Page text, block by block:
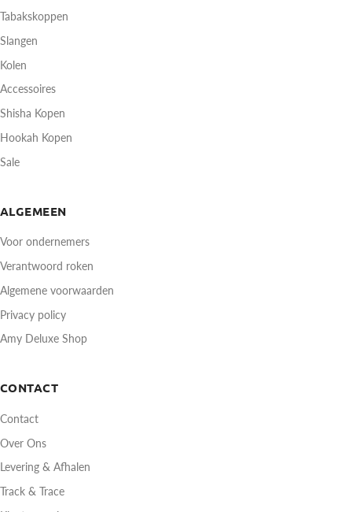
Tabakskoppen
Slangen
Kolen
Accessoires
Shisha Kopen
Hookah Kopen
Sale
ALGEMEEN
Voor ondernemers
Verantwoord roken
Algemene voorwaarden
Privacy policy
Amy Deluxe Shop
CONTACT
Contact
Over Ons
Levering & Afhalen
Track & Trace